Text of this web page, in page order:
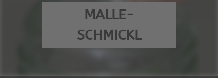
MALLE-
SCHMICKL